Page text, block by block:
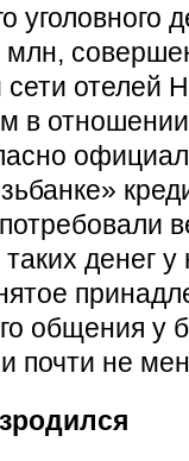
уголовного
отелей
в
денег у
общения у
почти не